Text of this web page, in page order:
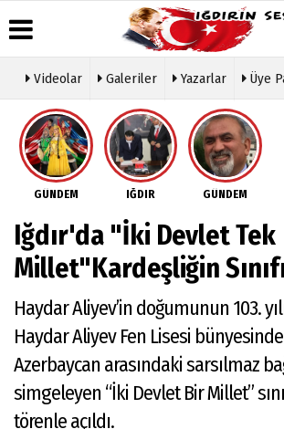
Üye Paneli
Haber
Arşivi
Gazete
Arşivi
Günün
Haberleri
Hava
Durumu
Gazete
Manşetleri
Anketler
Biyografiler
Köşe
Yazarları
Video
Galeri
Foto
Etkinlikler
Videolar Galeriler Yazarlar Üye
GÜNDEM IĞDIR GÜNDEM
Iğdır'da "İki Devlet Tek
Millet"Kardeşliğin Sınıfı
Haydar Aliyev’in doğumunun 103.
Haydar Aliyev Fen Lisesi
Azerbaycan arasındaki sarsılmaz
simgeleyen “İki Devlet Bir Millet”
törenle açıldı.